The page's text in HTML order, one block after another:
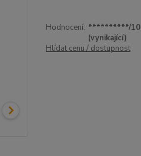
Hodnocení: **********/10
(vynikající)
Hlídat cenu / dostupnost